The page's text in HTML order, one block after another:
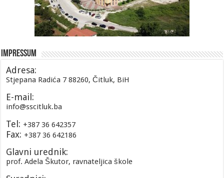
Impressum
Adresa:
Stjepana Radića 7 88260, Čitluk, BiH
E-mail:
info@sscitluk.ba
Tel: +387 36 642357
Fax: +387 36 642186
Glavni urednik:
prof. Adela Škutor, ravnateljica škole